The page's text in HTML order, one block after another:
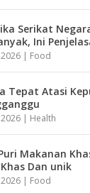
Serikat
Ini
| Food
Tepat Atasi
| Health
Makanan
Dan unik
| Food